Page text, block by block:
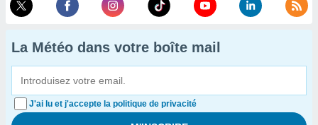
La Météo dans votre boîte mail
J'ai lu et j'accepte la politique de privacité